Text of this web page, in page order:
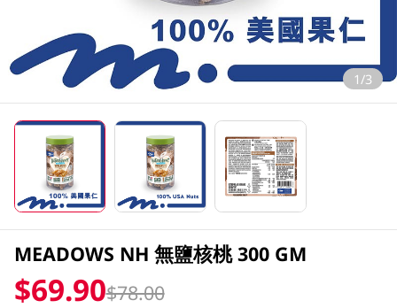
1/3
MEADOWS NH 無鹽核桃 300 GM
$69.90$78.00